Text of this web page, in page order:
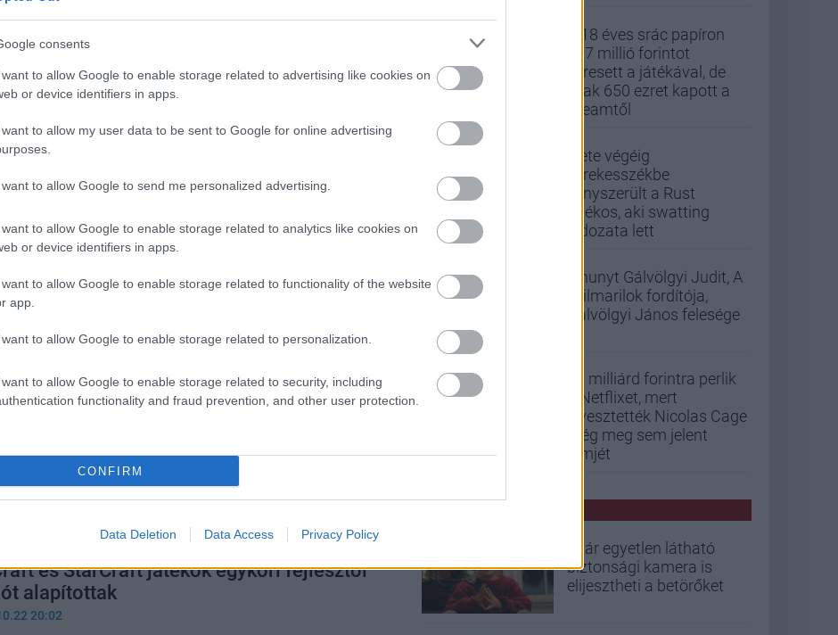
consents
want to allow Google to enable storage related to advertising like cookies on
or device identifiers in apps.
want to allow my user data to be sent to Google for online advertising
want to allow Google to send me personalized advertising.
want to allow Google to enable storage related to analytics like cookies on
or device identifiers in apps.
want to allow Google to enable storage related to functionality of the website
app.
want to allow Google to enable storage related to personalization.
want to allow Google to enable storage related to security, including
functionality and fraud prevention, and other user protection.
CONFIRM
Data Deletion Data Access Privacy Policy
volt a játékosoknak.
a Stormgate, az egykori
veteránjai besokalltak, felálltak az asztaltól, és elkezdték
fejlesztők RTS-e
Studios projektjébe a League of Legends és a PUBG
III és a StarCraft II fejlesztői új RTS-en
14:02
egykori munkatársai a stúdió díjnyertes RTS-einek
a műfaj következő evolúciós lépcsőfokát akarják
és StarCraft játékok egykori fejlesztői
alapítottak
20:02
A 18 éves srác papíron
437 millió forintot
keresett a játékával, de
csak 650 ezret kapott a
Steamtől
Élete végéig
kerekesszékbe
kényszerült a Rust
játékos, aki swatting
áldozata lett
Elhunyt Gálvölgyi Judit, A
szilmarilok fordítója,
Gálvölgyi János felesége
33 milliárd forintra perlik
a Netflixet, mert
elvesztették Nicolas Cage
még meg sem jelent
filmjét
Akár egyetlen látható
biztonsági kamera is
elijesztheti a betörőket